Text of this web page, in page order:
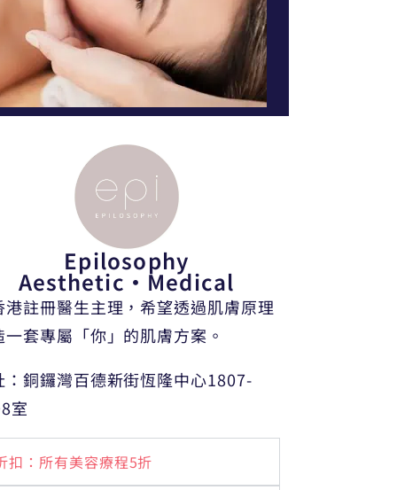
Epilosophy
Aesthetic・Medical
港註冊醫生主理，希望透過肌膚原理
一套專屬「你」的肌膚方案。
：銅鑼灣百德新街恆隆中心1807-
室
扣：所有美容療程5折